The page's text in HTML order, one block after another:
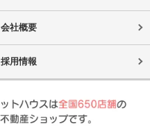
会社概要
採用情報